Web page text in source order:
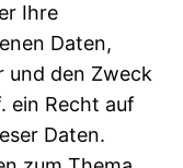
Ihre
Daten,
und den Zweck
ein Recht auf
Daten.